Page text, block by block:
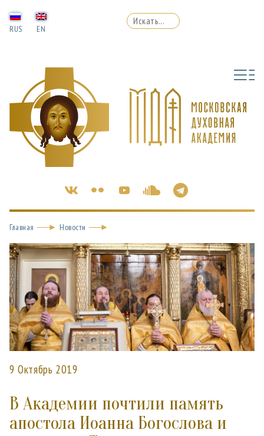
RUS EN
Главная Новости
9 Октябрь 2019
В Академии почтили память
апостола Иоанна Богослова и